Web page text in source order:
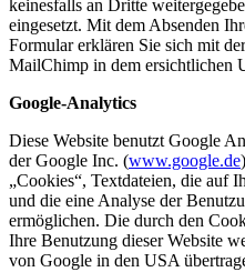
keinesfalls an Dritte
eingesetzt. Mit dem Absenden
Formular erklären Sie sich mit
MailChimp in dem ersichtlichen
Google-Analytics
Diese Website benutzt Google
der Google Inc. (www.google.de
„Cookies“, Textdateien, die auf
und die eine Analyse der
ermöglichen. Die durch den
Ihre Benutzung dieser Website
von Google in den USA